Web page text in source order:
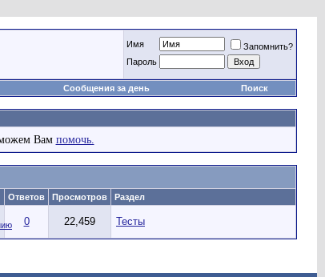
Имя
Запомнить?
Пароль
Сообщения за день Поиск
можем Вам помочь.
Ответов Просмотров Раздел
0 22,459 Тесты